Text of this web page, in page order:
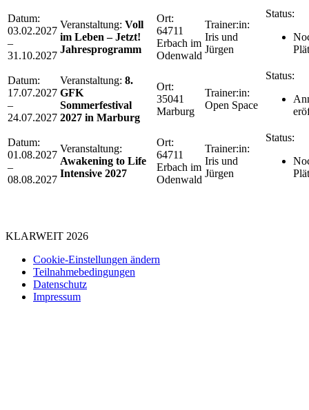
Datum:
03.02.2027
–
31.10.2027
Veranstaltung: Voll
im Leben – Jetzt!
Jahresprogramm
Ort:
64711
Erbach im
Odenwald
Trainer:in:
Iris und
Jürgen
Status:
Datum:
17.07.2027
–
24.07.2027
Veranstaltung: 8.
GFK
Sommerfestival
2027 in Marburg
Ort:
35041
Marburg
Trainer:in:
Open Space
Status:
Datum:
01.08.2027
–
08.08.2027
Veranstaltung:
Awakening to Life
Intensive 2027
Ort:
64711
Erbach im
Odenwald
Trainer:in:
Iris und
Jürgen
Status:
KLARWEIT 2026
Cookie-Einstellungen ändern
Teilnahmebedingungen
Datenschutz
Impressum